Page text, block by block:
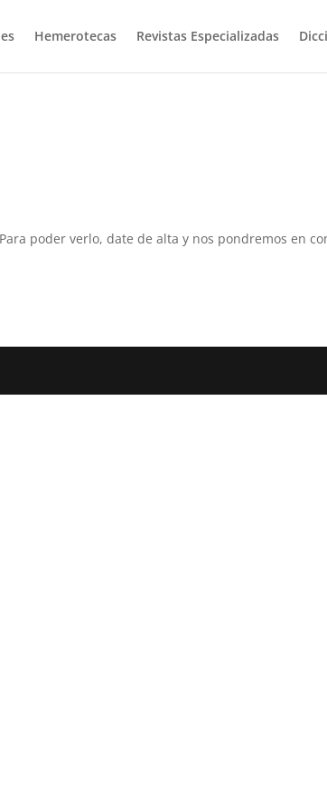
Hemerotecas Revistas Especializadas
poder verlo, date de alta y nos pondremos en